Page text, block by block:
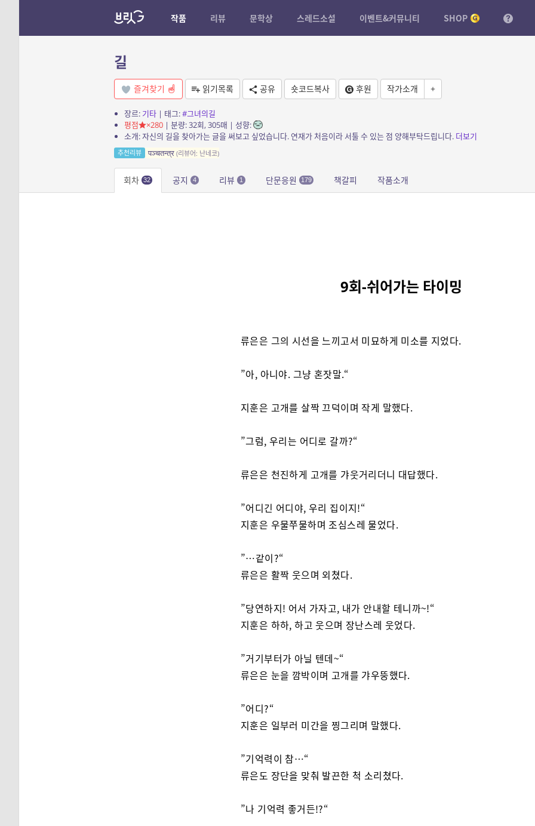
작품 리뷰 문학상 스레드소설 이벤트&커뮤니티 SHOP
길
즐겨찾기 읽기목록 공유 숏코드복사 후원 작가소개 +
장르: 기타| 태그:#그녀의길
평점
×280| 분량: 32회, 305매 | 성향:
소개: 자신의 길을 찾아가는 글을 써보고 싶었습니다. 연재가 처음이라 서툴 수 있는 점 양해부탁드립니다. 더보기
추천리뷰 पञ्चतन्त्र (리뷰어: 난네코)
회차 32 공지 4 리뷰 1 단문응원 179 책갈피 작품소개
9회-쉬어가는 타이밍
류은은 그의 시선을 느끼고서 미묘하게 미소를 지었다.
”아, 아니야. 그냥 혼잣말.“
지훈은 고개를 살짝 끄덕이며 작게 말했다.
”그럼, 우리는 어디로 갈까?“
류은은 천진하게 고개를 갸웃거리더니 대답했다.
”어디긴 어디야, 우리 집이지!“
지훈은 우물쭈물하며 조심스레 물었다.
”…같이?“
류은은 활짝 웃으며 외쳤다.
”당연하지! 어서 가자고, 내가 안내할 테니까~!“
지훈은 하하, 하고 웃으며 장난스레 웃었다.
”거기부터가 아닐 텐데~“
류은은 눈을 깜박이며 고개를 갸우뚱했다.
”어디?“
지훈은 일부러 미간을 찡그리며 말했다.
”기억력이 참…“
류은도 장단을 맞춰 발끈한 척 소리쳤다.
”나 기억력 좋거든!?“